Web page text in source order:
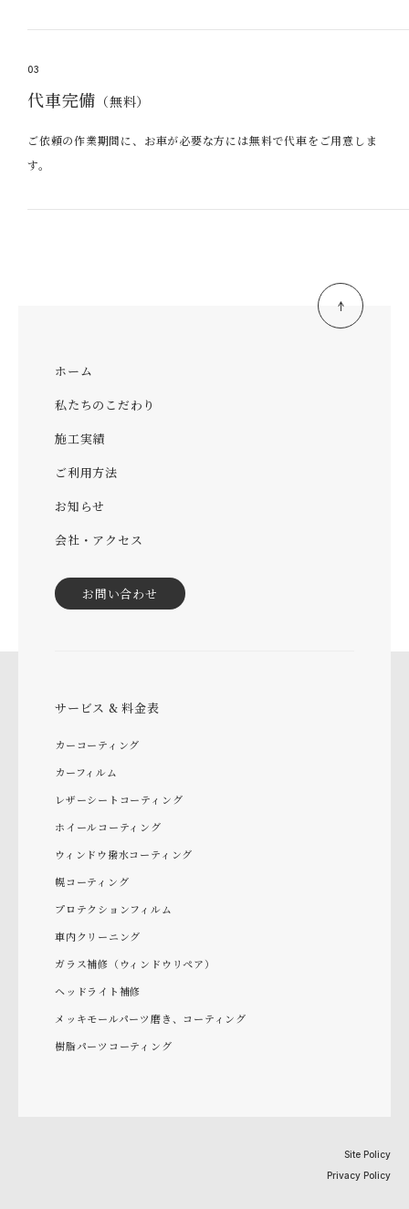
03
代車完備 （無料）
ご依頼の作業期間に、お車が必要な方には無料で代車をご用意しま
す。
ホーム
私たちのこだわり
施工実績
ご利用方法
お知らせ
会社・アクセス
お問い合わせ
サービス & 料金表
カーコーティング
カーフィルム
レザーシートコーティング
ホイールコーティング
ウィンドウ撥水コーティング
幌コーティング
プロテクションフィルム
車内クリーニング
ガラス補修（ウィンドウリペア）
ヘッドライト補修
メッキモールパーツ磨き、コーティング
樹脂パーツコーティング
Site Policy
Privacy Policy